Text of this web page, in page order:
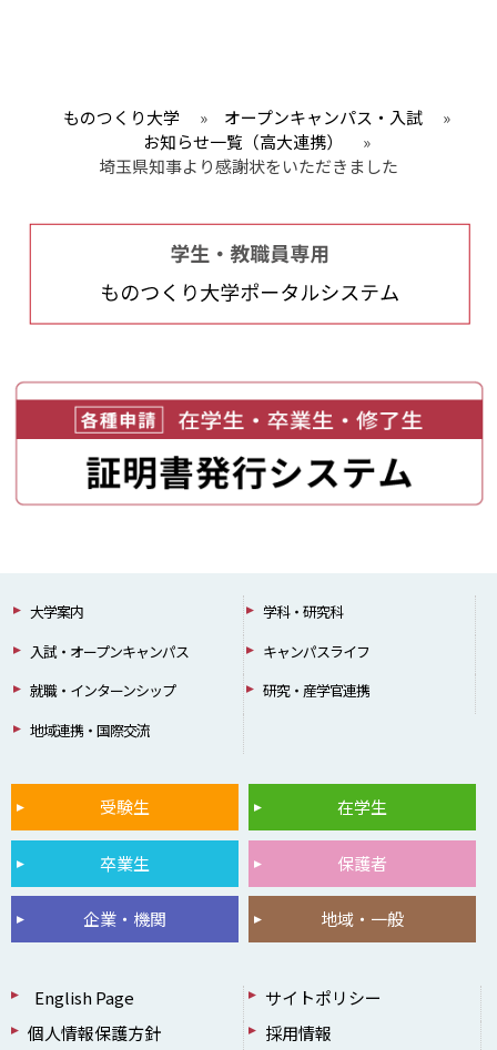
ものつくり大学 » オープンキャンパス・入試
»
お知らせ一覧（高大連携）
»
埼玉県知事より感謝状をいただきました
大学案内
学科・研究科
入試・オープンキャンパス
キャンパスライフ
就職・インターンシップ
研究・産学官連携
地域連携・国際交流
受験生 在学生
卒業生 保護者
企業・機関 地域・一般
English Page
サイトポリシー
個人情報保護方針
採用情報